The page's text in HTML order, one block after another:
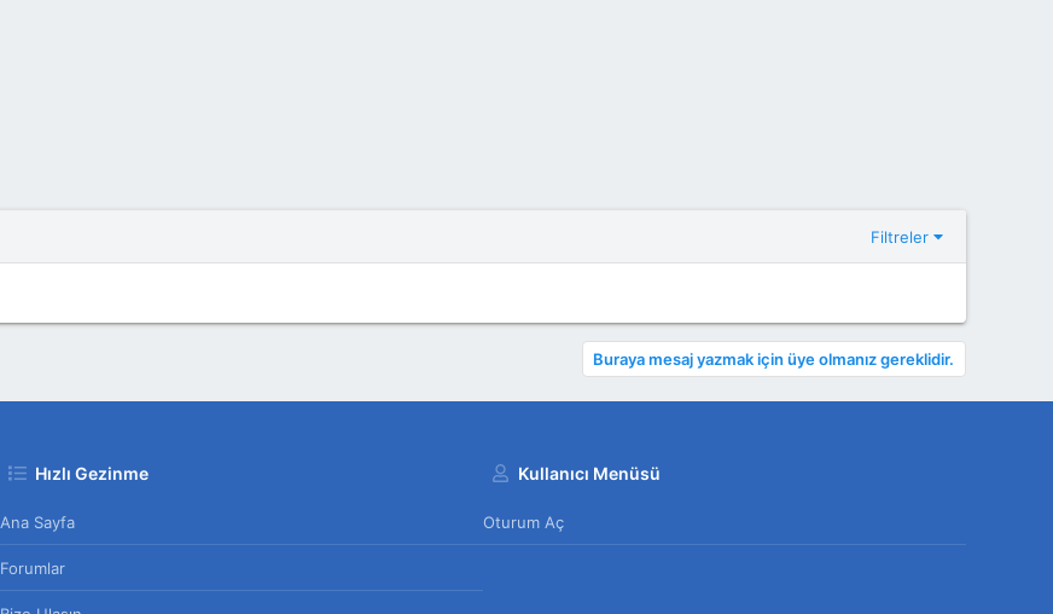
Filtreler
Buraya mesaj yazmak için üye olmanız gereklidir.
Hızlı Gezinme
Ana Sayfa
Forumlar
Kullanıcı Menüsü
Oturum Aç